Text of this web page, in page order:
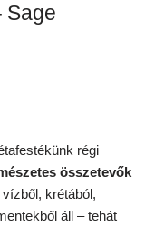
Sage
régi
összetevők
krétából,
áll – tehát